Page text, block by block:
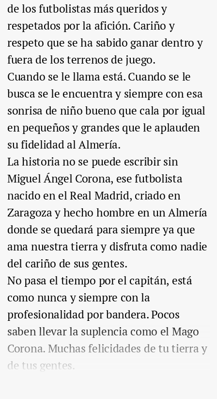
de los futbolistas más queridos y
respetados por la afición. Cariño y
respeto que se ha sabido ganar dentro y
fuera de los terrenos de juego.
Cuando se le llama está. Cuando se le
busca se le encuentra y siempre con esa
sonrisa de niño bueno que cala por igual
en pequeños y grandes que le aplauden
su fidelidad al Almería.
La historia no se puede escribir sin
Miguel Ángel Corona, ese futbolista
nacido en el Real Madrid, criado en
Zaragoza y hecho hombre en un Almería
donde se quedará para siempre ya que
ama nuestra tierra y disfruta como nadie
del cariño de sus gentes.
No pasa el tiempo por el capitán, está
como nunca y siempre con la
profesionalidad por bandera. Pocos
saben llevar la suplencia como el Mago
Corona. Muchas felicidades de tu tierra y
de tus gentes.